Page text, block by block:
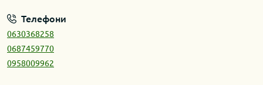
Телефони
0630368258
0687459770
0958009962